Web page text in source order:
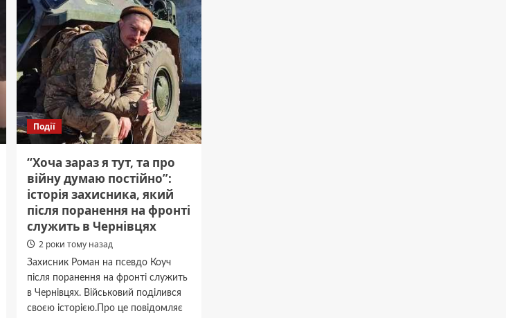
Події
“Хоча зараз я тут, та про
війну думаю постійно”:
історія захисника, який
після поранення на фронті
служить в Чернівцях
2 роки тому назад
Захисник Роман на псевдо Коуч
після поранення на фронті служить
в Чернівцях. Військовий поділився
своєю історією.Про це повідомляє